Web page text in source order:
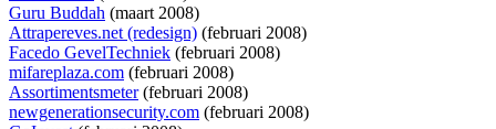
Guru Buddah (maart 2008)
Attrapereves.net (redesign) (februari 2008)
Facedo GevelTechniek (februari 2008)
mifareplaza.com (februari 2008)
Assortimentsmeter(februari 2008)
newgenerationsecurity.com (februari 2008)